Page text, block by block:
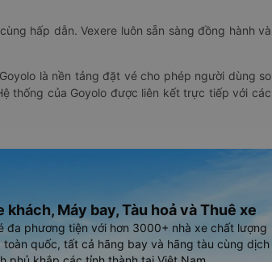
hấp dẫn. Vexere luôn sẵn sàng đồng hành và
là nền tảng đặt vé cho phép người dùng so
thống của Goyolo được liên kết trực tiếp với các
khách, Máy bay, Tàu hoả và Thuê xe
đa phương tiện với hơn 3000+ nhà xe chất lượng
quốc, tất cả hãng bay và hãng tàu cùng dịch